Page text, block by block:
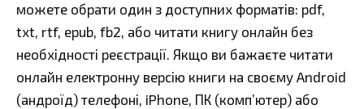
можете обрати один з доступних форматів: pdf,
txt, rtf, epub, fb2, або читати книгу онлайн без
необхідності реєстрації. Якщо ви бажаєте читати
онлайн електронну версію книги на своєму Android
(андроїд) телефоні, iPhone, ПК (комп’ютер) або